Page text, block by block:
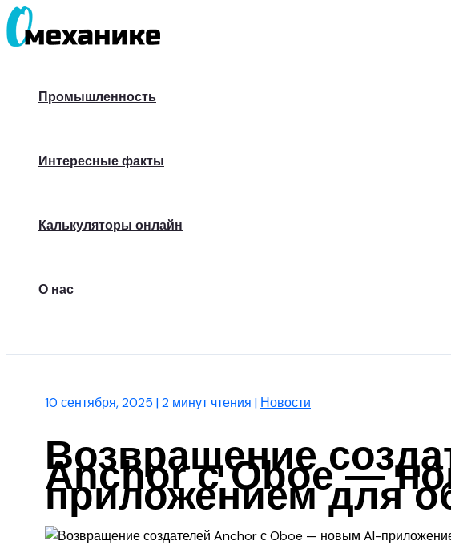
Перейти
к
Промышленность
Интересные факты
Калькуляторы онлайн
О нас
10 сентября, 2025 |2 минут чтения | Новости
Возвращение
Anchor с Oboe —
приложением для